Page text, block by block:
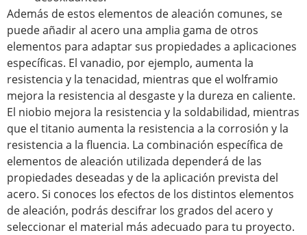
Además de estos elementos de aleación comunes, se
puede añadir al acero una amplia gama de otros
elementos para adaptar sus propiedades a aplicaciones
específicas. El vanadio, por ejemplo, aumenta la
resistencia y la tenacidad, mientras que el wolframio
mejora la resistencia al desgaste y la dureza en caliente.
El niobio mejora la resistencia y la soldabilidad, mientras
que el titanio aumenta la resistencia a la corrosión y la
resistencia a la fluencia. La combinación específica de
elementos de aleación utilizada dependerá de las
propiedades deseadas y de la aplicación prevista del
acero. Si conoces los efectos de los distintos elementos
de aleación, podrás descifrar los grados del acero y
seleccionar el material más adecuado para tu proyecto.